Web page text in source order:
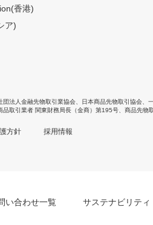
香港)
ア)
団法人金融先物取引業協会 日本商品先物取引協会
品取引業者 関東財務局長（金商）第195号、商品先物
方針 採用情報
い合わせ一覧 サステナビリティ